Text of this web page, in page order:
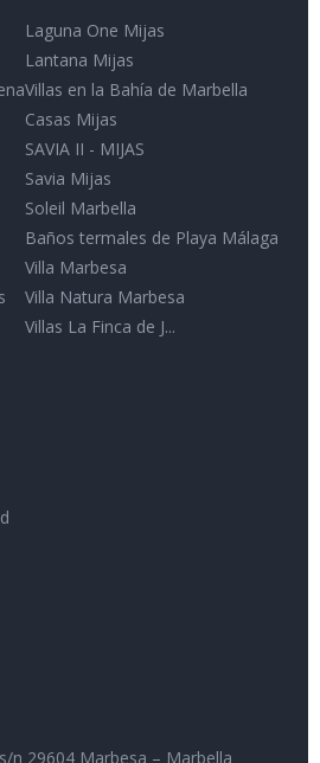
Laguna One Mijas
Lantana Mijas
Villas en la Bahía de Marbella
Casas Mijas
SAVIA II - MIJAS
Savia Mijas
Soleil Marbella
Baños termales de Playa Málaga
Villa Marbesa
Villa Natura Marbesa
Villas La Finca de J...
n 29604 Marbesa – Marbella